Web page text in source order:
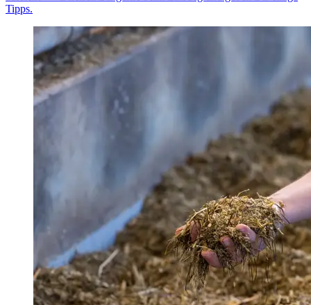
Tipps.